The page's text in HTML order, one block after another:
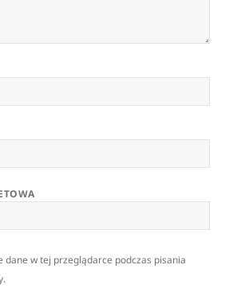
dane w tej przeglądarce podczas pisania